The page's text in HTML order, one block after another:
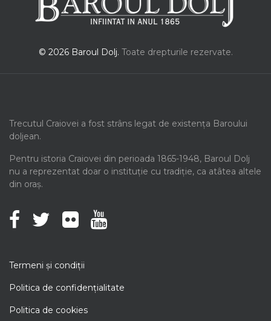
© 2026 Baroul Dolj. Toate drepturile rezervate.
Trecutul Craiovei a fost strâns legat de existența Baroului
doljean.
Pentru istoria Craiovei din perioada 1865-1948, Baroul Dolj
nu a reprezentat doar o instituție cu tradiție, ca atâtea altele
din oraș.
Termeni şi condiţii
Politica de confidenţialitate
Politica de cookies